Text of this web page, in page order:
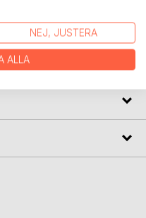
NEJ, JUSTERA
ALLA